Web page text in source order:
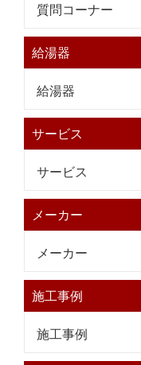
質問コーナー
給湯器
給湯器
サービス
サービス
メーカー
メーカー
施工事例
施工事例